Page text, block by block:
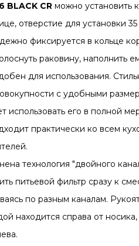
BLACK CR можно установить
отверстие для установки
фиксируется в кольце
раковину, наполнить
для использования.
с удобными
использовать его в полной
практически ко всем
технология "двойного
питьевой фильтр сразу к
по разным каналам.
находится справа от